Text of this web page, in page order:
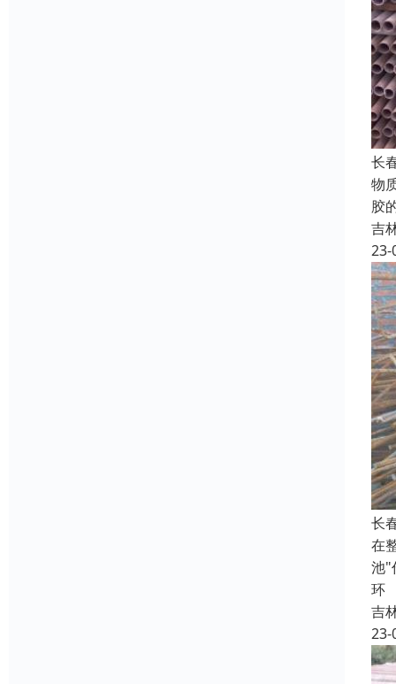
长
物
胶
吉
23-
长
在
池"
环
吉
23-